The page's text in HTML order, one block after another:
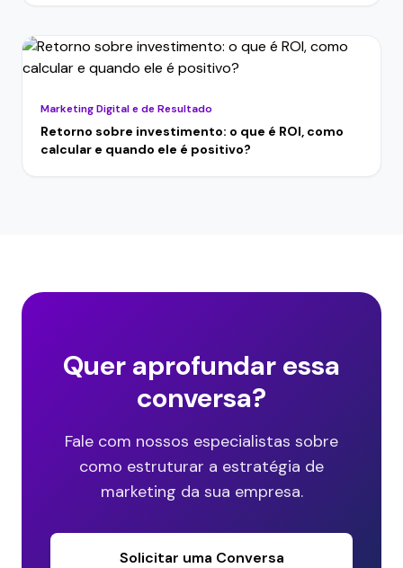
Marketing Digital e de Resultado
Retorno sobre investimento: o que é ROI, como
calcular e quando ele é positivo?
Quer aprofundar essa
conversa?
Fale com nossos especialistas sobre
como estruturar a estratégia de
marketing da sua empresa.
Solicitar uma Conversa